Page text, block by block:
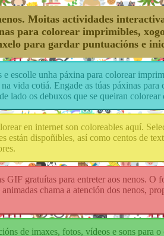
Moitas actividades
para colorear imprimibles,
para gardar puntuacións e
e escolle unha páxina para colorear
vida cotiá. Engade as túas páxinas
lado os debuxos que se queiran colorear
en internet son coloreables aquí.
están dispoñibles, así como centos de
GIF gratuítas para entreter aos nenos.
chama a atención dos nenos,
de imaxes, fotos, vídeos e sons para